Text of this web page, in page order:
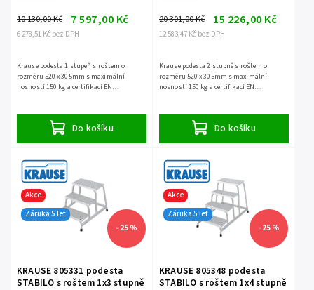
6 278,51 Kč bez DPH
10 130,00 Kč 7 597,00 Kč
Do košíku
Krause podesta 1 stupeň s roštem o
rozměru 520 x 305mm s maximální
nosností 150 kg a certifikací EN
12 583,47 Kč bez DPH
20 301,00 Kč 15 226,00 Kč
Do košíku
Krause podesta 2 stupně s roštem o
rozměru 520 x 305mm s maximální
nosností 150 kg a certifikací EN
Akce
Záruka 5 let
–25 %
KRAUSE 805331 podesta
STABILO s roštem 1x3 stupně
Akce
Záruka 5 let
–25 %
KRAUSE 805348 podesta
STABILO s roštem 1x4 stupně